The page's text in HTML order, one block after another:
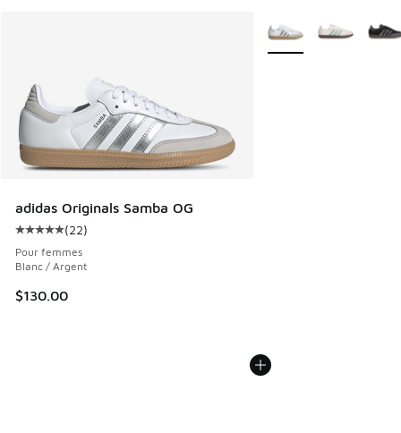
adidas Originals Samba OG
Cote moyenne du client - [5 sur 5 étoiles], 22
(22)
Pour femmes
Blanc / Argent
$130.00
Plus de couleurs